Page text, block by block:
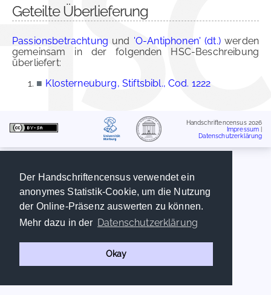
Der Handschriftencensus verwendet ein
anonymes Statistik-Cookie, um die Nutzung
der Online-Präsenz auswerten zu können.
Mehr dazu in der Datenschutzerklärung
Okay
Geteilte Überlieferung
Passionsbetrachtung und 'O-Antiphonen' (dt.)werden
gemeinsam in der folgenden HSC-Beschreibung
überliefert:
■ Klosterneuburg, Stiftsbibl., Cod. 1222
Handschriftencensus 2026
Impressum
Datenschutzerklärung